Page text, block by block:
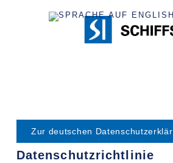
Zur deutschen
Datenschutzrichtlinie